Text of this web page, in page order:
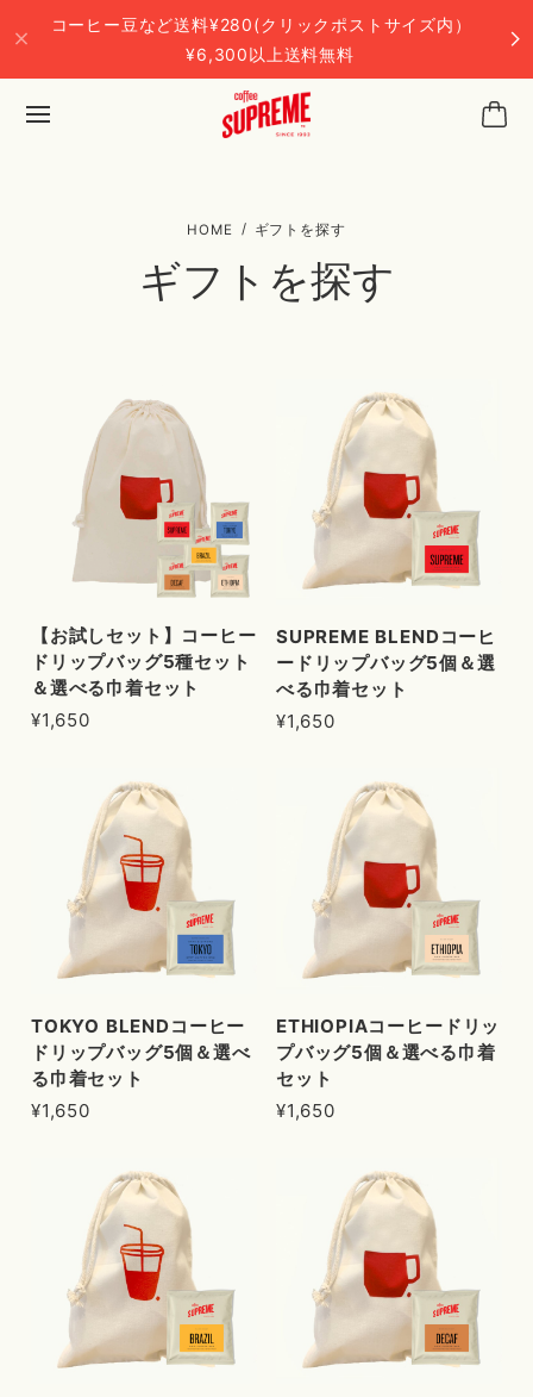
コーヒー豆など送料¥280(クリックポストサイズ内）
¥6,300以上送料無料
ギフトを探す
ギフトを探す
【お試しセット】コーヒー
ドリップバッグ5種セット
＆選べる巾着セット
¥1,650
SUPREME BLENDコーヒ
ードリップバッグ5個＆選
べる巾着セット
¥1,650
TOKYO BLENDコーヒー
ドリップバッグ5個＆選べ
る巾着セット
¥1,650
ETHIOPIAコーヒードリッ
プバッグ5個＆選べる巾着
セット
¥1,650